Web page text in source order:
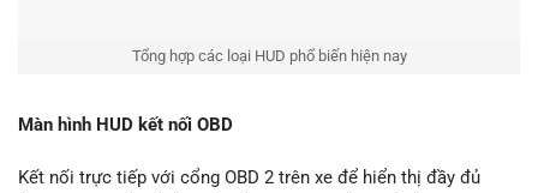
Tổng hợp các loại HUD phổ biến hiện nay
Màn hình HUD kết nối OBD
Kết nối trực tiếp với cổng OBD 2 trên xe để hiển thị đầy đủ